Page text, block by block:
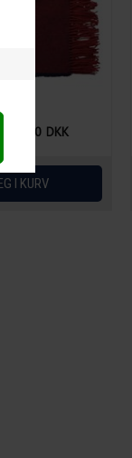
1.796,00 DKK